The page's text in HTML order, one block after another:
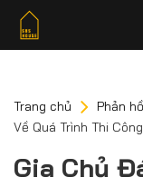
Trang chủ Phản
Về Quá Trình Thi
Gia Chủ